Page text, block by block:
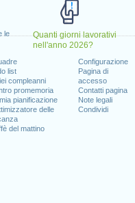
le
Quanti giorni lavorativi
nell'anno 2026?
list
compleanni
promemoria
pianificazione
delle
del mattino
Configurazione
Pagina di
accesso
Contatti pagina
Note legali
Condividi